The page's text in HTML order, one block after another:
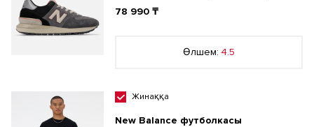
78 990 ₸
Өлшем: 4.5
Жинаққа
New Balance футболкасы